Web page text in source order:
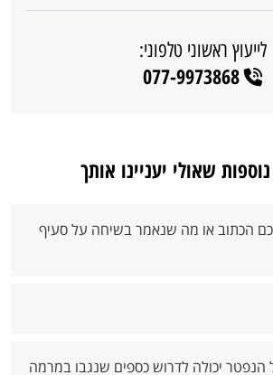
לייעוץ ראשוני טלפוני:
077-9973868
שאולי יעניינו אותך
הכתוב או מה שנאמר בשיחה על סעיף
יכולה לדרוש כספים שנגבו במרמה